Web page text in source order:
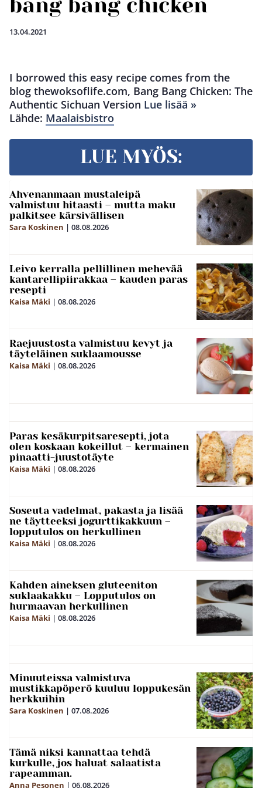
bang bang chicken
13.04.2021
I borrowed this easy recipe comes from the
blog thewoksoflife.com, Bang Bang Chicken: The
Authentic Sichuan Version Lue lisää »
Lähde: Maalaisbistro
LUE MYÖS:
Ahvenanmaan mustaleipä
valmistuu hitaasti – mutta maku
palkitsee kärsivällisen
Sara Koskinen | 08.08.2026
Leivo kerralla pellillinen mehevää
kantarellipiirakkaa – kauden paras
resepti
Kaisa Mäki | 08.08.2026
Raejuustosta valmistuu kevyt ja
täyteläinen suklaamousse
Kaisa Mäki | 08.08.2026
Paras kesäkurpitsaresepti, jota
olen koskaan kokeillut – kermainen
pinaatti-juustotäyte
Kaisa Mäki | 08.08.2026
Soseuta vadelmat, pakasta ja lisää
ne täytteeksi jogurttikakkuun –
lopputulos on herkullinen
Kaisa Mäki | 08.08.2026
Kahden aineksen gluteeniton
suklaakakku – Lopputulos on
hurmaavan herkullinen
Kaisa Mäki | 08.08.2026
Minuuteissa valmistuva
mustikkapöperö kuuluu loppukesän
herkkuihin
Sara Koskinen | 07.08.2026
Tämä niksi kannattaa tehdä
kurkulle, jos haluat salaatista
rapeamman.
Anna Pesonen | 06.08.2026